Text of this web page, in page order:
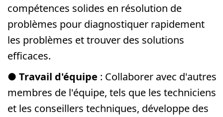
compétences solides en résolution de
problèmes pour diagnostiquer rapidement
les problèmes et trouver des solutions
efficaces.
● Travail d'équipe : Collaborer avec d'autres
membres de l'équipe, tels que les techniciens
et les conseillers techniques, développe des